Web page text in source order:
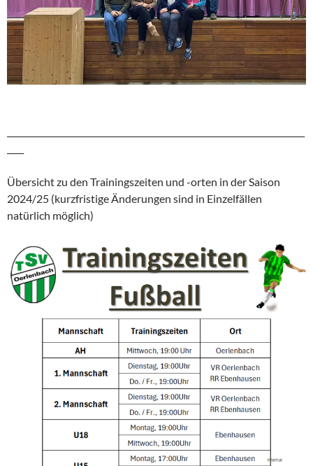
Übersicht zu den Trainingszeiten und -orten in der Saison
2024/25 (kurzfristige Änderungen sind in Einzelfällen
natürlich möglich)